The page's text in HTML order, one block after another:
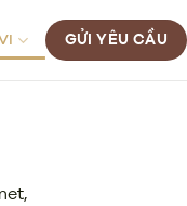
GỬI YÊU CẦU